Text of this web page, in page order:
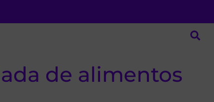
de alimentos